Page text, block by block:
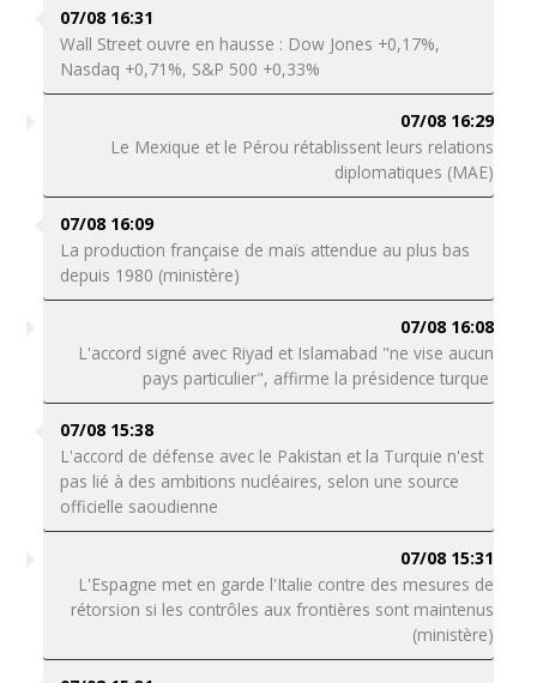
07/08 16:31
Wall Street ouvre en hausse : Dow Jones +0,17%,
Nasdaq +0,71%, S&P 500 +0,33%
07/08 16:29
Le Mexique et le Pérou rétablissent leurs relations
diplomatiques (MAE)
07/08 16:09
La production française de maïs attendue au plus bas
depuis 1980 (ministère)
07/08 16:08
L'accord signé avec Riyad et Islamabad "ne vise aucun
pays particulier", affirme la présidence turque
07/08 15:38
L'accord de défense avec le Pakistan et la Turquie n'est
pas lié à des ambitions nucléaires, selon une source
officielle saoudienne
07/08 15:31
L'Espagne met en garde l'Italie contre des mesures de
rétorsion si les contrôles aux frontières sont maintenus
(ministère)